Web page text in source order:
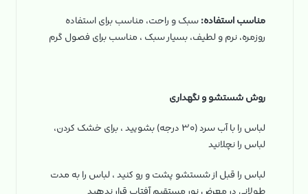
مناسب استفاده:سبک و راحت، مناسب برای استفاده
روزمره، نرم و لطیف، بسیار سبک ، مناسب برای فصول گرم
روش شستشو و نگهداری
لباس را با آب سرد (۳۰ درجه) بشویید ، برای خشک کردن،
لباس را نچلانید
لباس را قبل از شستشو پشت و رو کنید ، لباس را به مدت